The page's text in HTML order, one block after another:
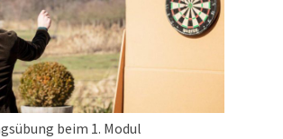
beim 1. Modul